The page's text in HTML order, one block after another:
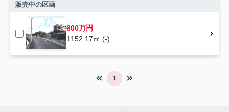
販売中の区画
600万円
1152.17㎡ (-)
1